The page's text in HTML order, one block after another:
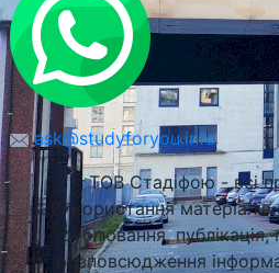
ask@studyforyou.info
ТОВ Стадіфою - всі
Використання
дублювання, публікація,
розповсюдження